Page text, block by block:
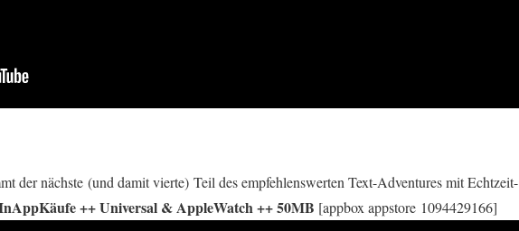
der nächste (und damit vierte) Teil des empfehlenswerten Text-Adventures mit Echtzeit-
++ Universal & AppleWatch ++ 50MB [appbox appstore 1094429166]